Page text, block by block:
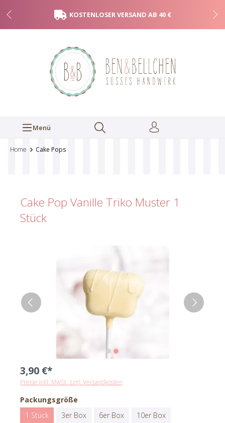
KOSTENLOSER VERSAND AB 40 €
Menü
Home Cake Pops
Cake Pop Vanille Triko Muster 1
Stück
3,90 €*
Preise inkl. MwSt. zzgl. Versandkosten
Packungsgröße
1 Stück
3er Box 6er Box 10er Box